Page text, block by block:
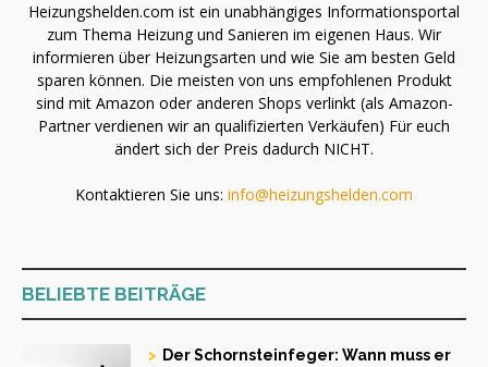
Heizungshelden.com ist ein unabhängiges Informationsportal
zum Thema Heizung und Sanieren im eigenen Haus. Wir
informieren über Heizungsarten und wie Sie am besten Geld
sparen können. Die meisten von uns empfohlenen Produkt
sind mit Amazon oder anderen Shops verlinkt (als Amazon-
Partner verdienen wir an qualifizierten Verkäufen) Für euch
ändert sich der Preis dadurch NICHT.
Kontaktieren Sie uns: info@heizungshelden.com
BELIEBTE BEITRÄGE
Der Schornsteinfeger: Wann muss er